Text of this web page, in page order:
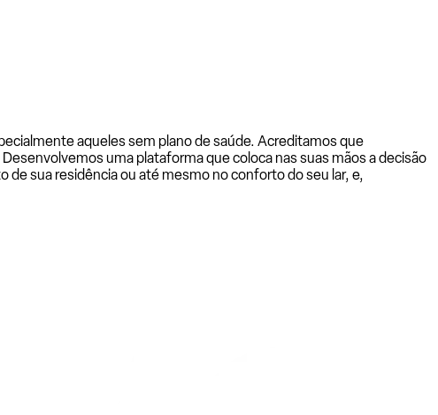
aqueles sem plano de saúde. Acreditamos que
uma plataforma que coloca nas suas mãos a decisão
de sua residência ou até mesmo no conforto do seu lar, e,